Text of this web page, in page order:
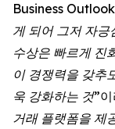
Business
게 되어 그저 자긍
수상은 빠르게 진
이 경쟁력을 갖추
욱 강화하는 것”
거래 플랫폼을 제